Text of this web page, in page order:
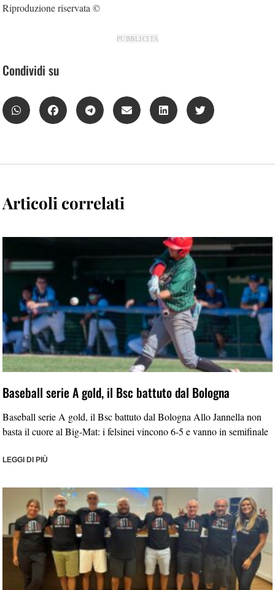
Riproduzione riservata ©
PUBBLICITÀ
Condividi su
Articoli correlati
Baseball serie A gold, il Bsc battuto dal Bologna
Baseball serie A gold, il Bsc battuto dal Bologna Allo Jannella non
basta il cuore al Big-Mat: i felsinei vincono 6-5 e vanno in semifinale
LEGGI DI PIÙ